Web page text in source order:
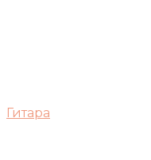
Гитара